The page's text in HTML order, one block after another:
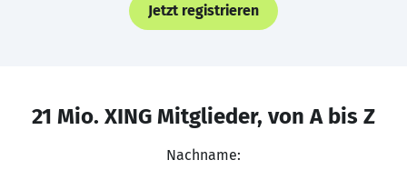
Jetzt registrieren
21 Mio. XING Mitglieder, von A bis Z
Nachname: